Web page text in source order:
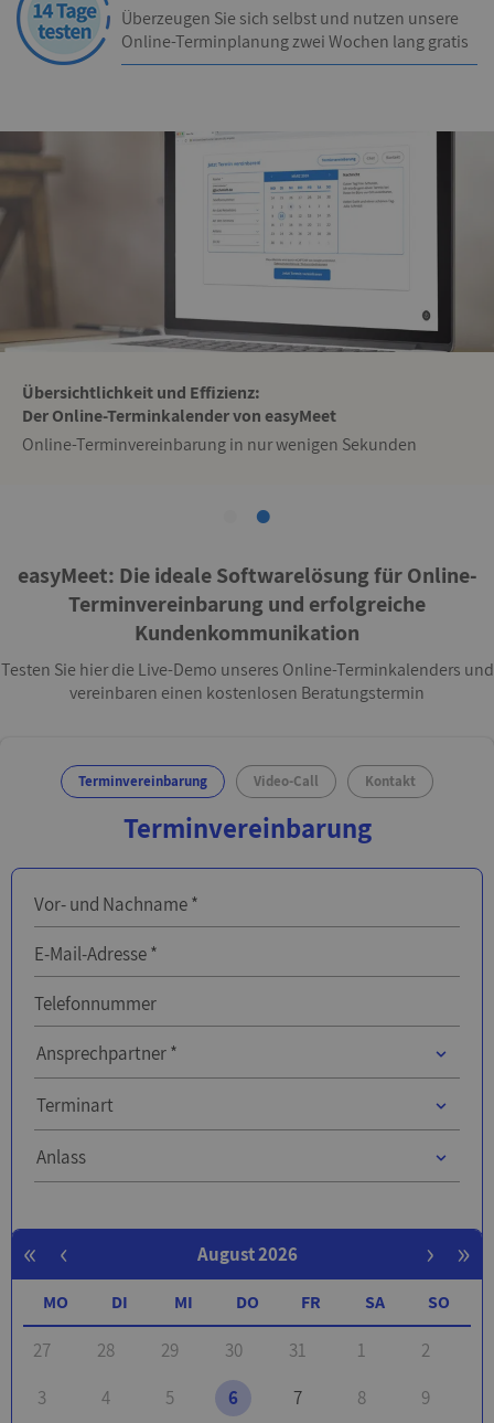
Überzeugen Sie sich selbst und nutzen unsere
Online-Terminplanung zwei Wochen lang gratis
Übersichtlichkeit und Effizienz:
Der Online-Terminkalender von easyMeet
Online-Terminvereinbarung in nur wenigen Sekunden
easyMeet: Die ideale Softwarelösung für Online-
Terminvereinbarung und erfolgreiche
Kundenkommunikation
Testen Sie hier die Live-Demo unseres Online-Terminkalenders und
vereinbaren einen kostenlosen Beratungstermin
Terminvereinbarung Video-Call Kontakt
Terminvereinbarung
Vor- und Nachname *
E-Mail-Adresse *
Telefonnummer
Ansprechpartner *
Terminart
Anlass
« ‹ August 2026 › »
MO DI MI DO FR SA SO
27 28 29 30 31 1
2
3
4 5 6 7 8
9